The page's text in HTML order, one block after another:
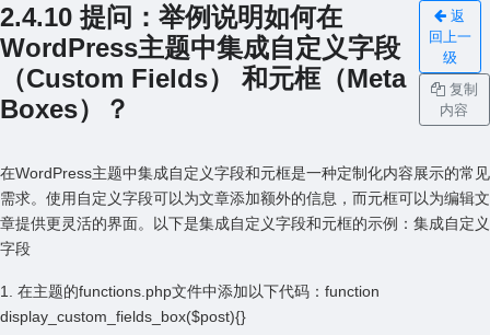
2.4.10 提问：举例说明如何在
WordPress主题中集成⾃定义字段
（Custom Fields） 和元框（Meta
Boxes）？
返
回上一
级
复制
内容
在WordPress主题中集成⾃定义字段和元框是⼀种定制化内容展⽰的常见
需求。使⽤⾃定义字段可以为⽂章添加额外的信息，⽽元框可以为编辑⽂
章提供更灵活的界⾯。以下是集成⾃定义字段和元框的⽰例：集成⾃定义
字段
1. 在主题的functions.php⽂件中添加以下代码：function
display_custom_fields_box($post){}